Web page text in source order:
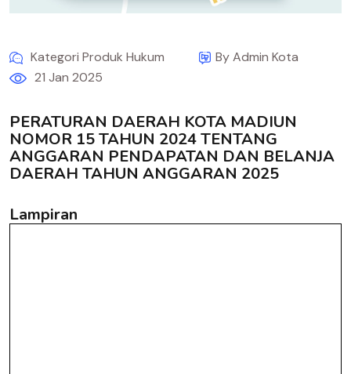
Kategori Produk Hukum
By Admin Kota
21 Jan 2025
PERATURAN DAERAH KOTA MADIUN
NOMOR 15 TAHUN 2024 TENTANG
ANGGARAN PENDAPATAN DAN BELANJA
DAERAH TAHUN ANGGARAN 2025
Lampiran